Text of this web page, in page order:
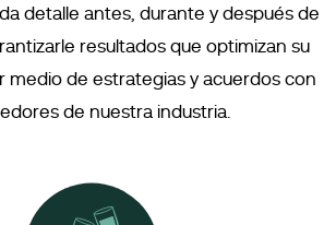
detalle antes, durante y después de
resultados que optimizan su
medio de estrategias y acuerdos con
de nuestra industria.